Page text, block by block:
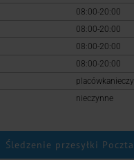
08:00-20:00
08:00-20:00
08:00-20:00
08:00-20:00
nieczynne
Śledzenie przesyłki